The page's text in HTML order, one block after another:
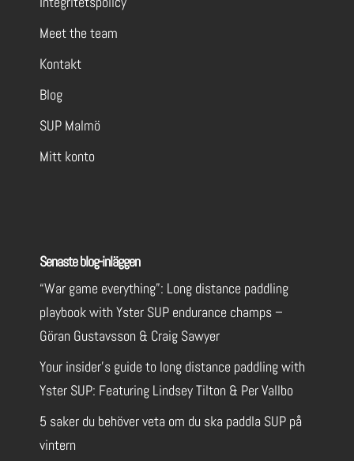
Meet the team
Kontakt
Blog
SUP Malmö
Mitt konto
Senaste blog-inläggen
“War game everything”: Long distance paddling
playbook with Yster SUP endurance champs –
Göran Gustavsson & Craig Sawyer
Your insider’s guide to long distance paddling with
Yster SUP: Featuring Lindsey Tilton & Per Vallbo
5 saker du behöver veta om du ska paddla SUP på
vintern